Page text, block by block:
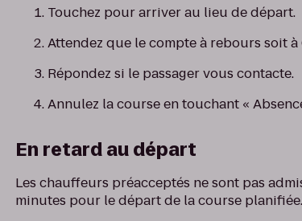
Touchez pour arriver au lieu de départ.
Attendez que le compte à rebours soit
Répondez si le passager vous contacte.
Annulez la course en touchant «
En retard au départ
Les chauffeurs préacceptés ne sont pas
minutes pour le départ de la course planifiée.